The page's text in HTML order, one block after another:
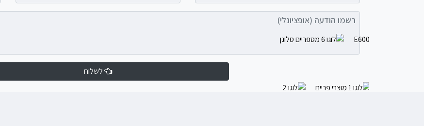
רשמו הודעה (אופציונלי)
לשלוח